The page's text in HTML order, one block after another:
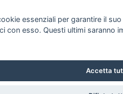
essenziali per garantire il
con esso. Questi ultimi saranno
Accetta